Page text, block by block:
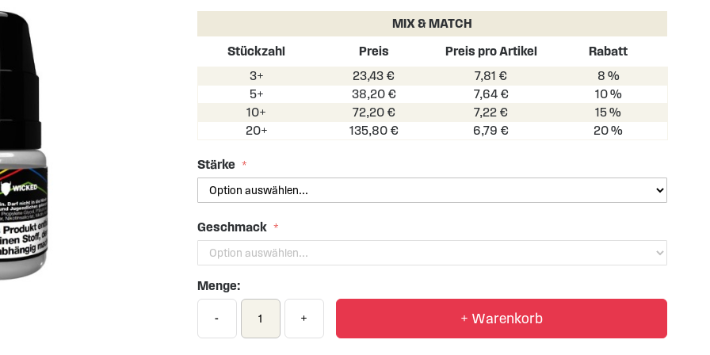
MIX & MATCH
Stückzahl Preis Preis pro Artikel
Rabatt
3+
23,43 € 7,81 €
8 %
5+
38,20 € 7,64 €
10 %
10+
72,20 € 7,22 €
15 %
20+
135,80 € 6,79 € 20 %
Stärke
Geschmack
Menge:
- + + Warenkorb